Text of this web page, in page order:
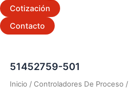
Cotización
Contacto
51452759-501
Inicio / Controladores De Proceso /